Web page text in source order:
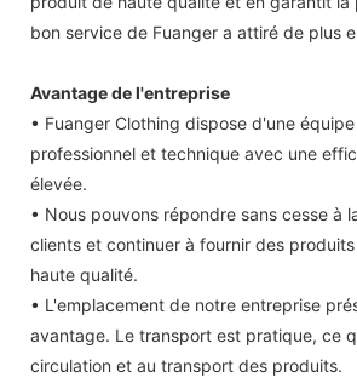
bon service de Fuanger a attiré de plus
Avantage de l'entreprise
• Fuanger Clothing dispose d'une
professionnel et technique avec une
élevée.
• Nous pouvons répondre sans cesse à
clients et continuer à fournir des
haute qualité.
• L'emplacement de notre entreprise
avantage. Le transport est pratique, ce
circulation et au transport des produits.